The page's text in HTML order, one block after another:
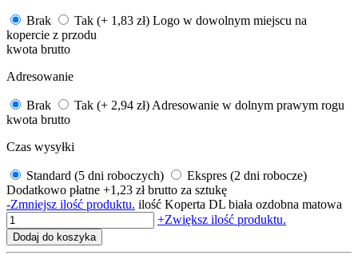
Brak Tak (+ 1,83 zł) Logo w dowolnym miejscu na
kopercie z przodu
kwota brutto
Adresowanie
Brak Tak (+ 2,94 zł) Adresowanie w dolnym prawym rogu
kwota brutto
Czas wysyłki
Standard (5 dni roboczych)
Ekspres (2 dni robocze)
Dodatkowo płatne +1,23 zł brutto za sztukę
-Zmniejsz ilość produktu. ilość Koperta DL biała ozdobna matowa
+Zwiększ ilość produktu.
Dodaj do koszyka